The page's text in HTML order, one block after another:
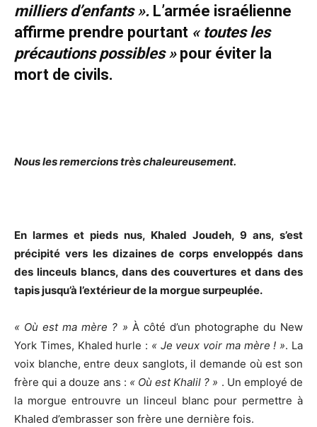
milliers d’enfants ». L’armée israélienne
affirme prendre pourtant « toutes les
précautions possibles »pour éviter la
mort de civils.
Nous les remercions très chaleureusement.
En larmes et pieds nus, Khaled Joudeh, 9 ans, s’est
précipité vers les dizaines de corps enveloppés dans
des linceuls blancs, dans des couvertures et dans des
tapis jusqu’à l’extérieur de la morgue surpeuplée.
« Où est ma mère ? » À côté d’un photographe du New
York Times, Khaled hurle : « Je veux voir ma mère ! ». La
voix blanche, entre deux sanglots, il demande où est son
frère qui a douze ans : « Où est Khalil ? » . Un employé de
la morgue entrouvre un linceul blanc pour permettre à
Khaled d’embrasser son frère une dernière fois.